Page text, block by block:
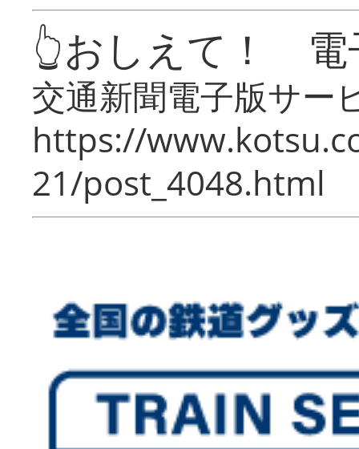
👆おしえて！ 電
交通新聞電子版サー
https://
21/post_4048.html